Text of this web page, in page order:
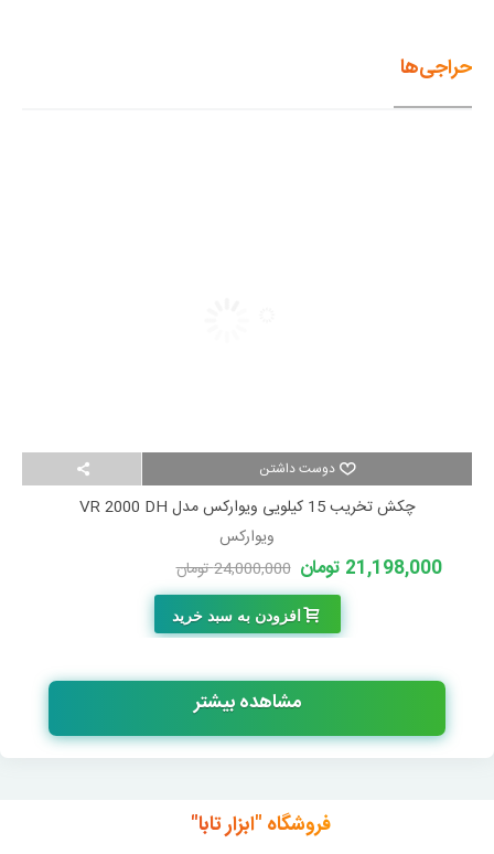
حراجی‌ها
دوست داشتن
چکش تخریب 15 کیلویی ویوارکس مدل VR 2000 DH
ویوارکس
21,198,000 تومان 24,000,000 تومان
افزودن به سبد خرید
مشاهده بیشتر
فروشگاه "ابزار تابا"